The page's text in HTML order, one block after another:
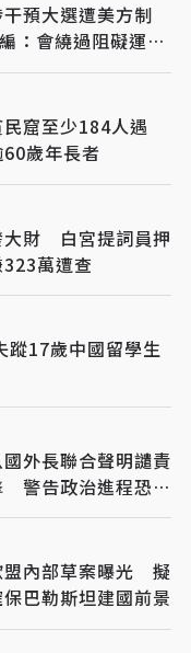
干預大選遭美方制
：會繞過阻礙運作
窟至少184人遇
歲年長者
大財 白宮提詞員押
萬遭查
蹤17歲中國留學生
國外長聯合聲明譴責
警告政治進程恐全
盟內部草案曝光 擬
巴勒斯坦建國前景